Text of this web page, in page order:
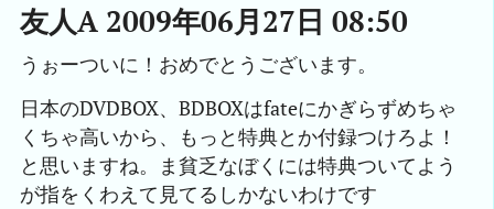
友人A 2009年06月27日 08:50
うぉーついに！おめでとうございます。
日本のDVDBOX、BDBOXはfateにかぎらずめちゃ
くちゃ高いから、もっと特典とか付録つけろよ！
と思いますね。ま貧乏なぼくには特典ついてよう
が指をくわえて見てるしかないわけです